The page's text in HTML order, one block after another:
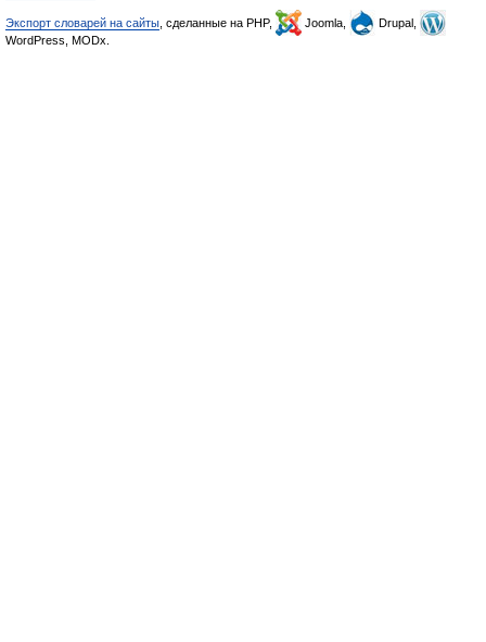
Экспорт словарей на сайты , сделанные на PHP, Joomla,
Drupal,
WordPress, MODx.